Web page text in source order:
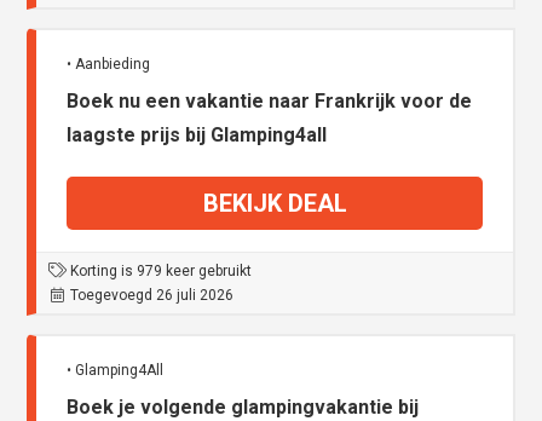
• Aanbieding
Boek nu een vakantie naar Frankrijk voor de
laagste prijs bij Glamping4all
BEKIJK DEAL
Korting is 979 keer gebruikt
Toegevoegd 26 juli 2026
• Glamping4All
Boek je volgende glampingvakantie bij